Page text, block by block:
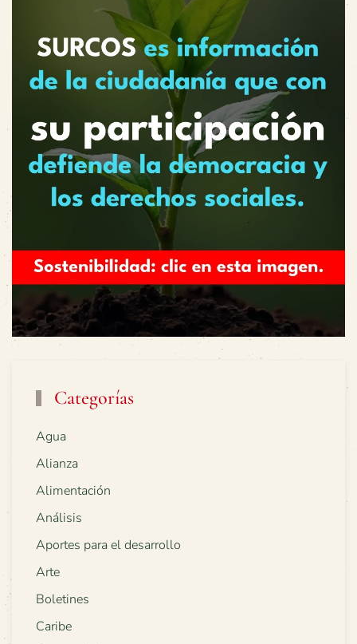
Categorías
Agua
Alianza
Alimentación
Análisis
Aportes para el desarrollo
Arte
Boletines
Caribe